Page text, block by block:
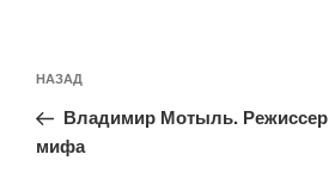
по
записям
Предыдущая
запись:
НАЗАД
Владимир Мотыль. Режиссер
мифа